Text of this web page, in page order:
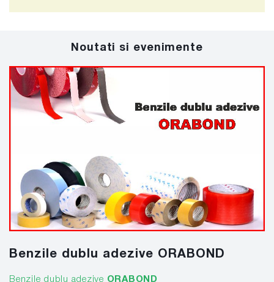
Noutati si evenimente
Benzile dublu adezive ORABOND
Benzile dublu adezive ORABOND